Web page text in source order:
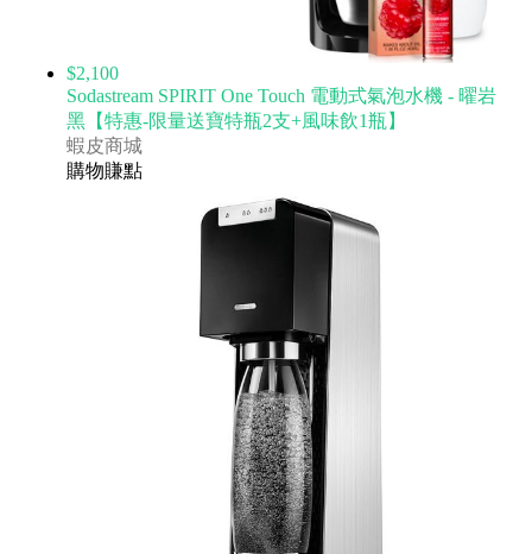
$2,100
Sodastream SPIRIT One Touch 電動式氣泡水機 - 曜岩
黑【特惠-限量送寶特瓶2支+風味飲1瓶】
蝦皮商城
購物賺點